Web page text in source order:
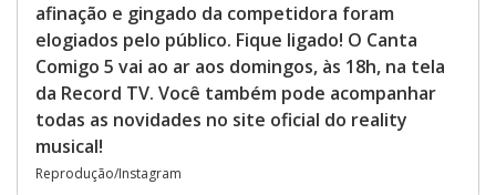
afinação e gingado da competidora foram
elogiados pelo público. Fique ligado! O Canta
Comigo 5 vai ao ar aos domingos, às 18h, na tela
da Record TV. Você também pode acompanhar
todas as novidades no site oficial do reality
musical!
Reprodução/Instagram